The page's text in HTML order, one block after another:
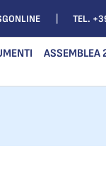
TEL.
ASSEMBLEA